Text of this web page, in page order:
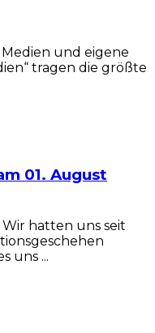
und eigene
tragen die größte
01. August
hatten uns seit
uns ...